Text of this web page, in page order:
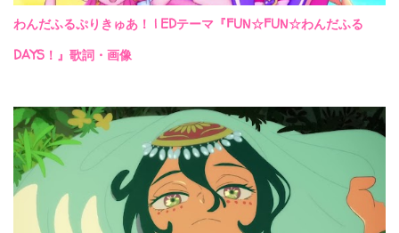
わんだふるぷりきゅあ！ | EDテーマ『FUN☆FUN☆わんだふる
DAYS！』歌詞・画像